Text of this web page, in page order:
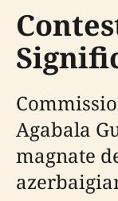
Agabala
magnate